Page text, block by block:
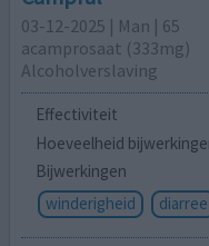
03-12-2025 | Man | 65
acamprosaat (333mg)
Alcoholverslaving
Effectiviteit
Hoeveelheid
Bijwerkingen
winderigheid
diarree